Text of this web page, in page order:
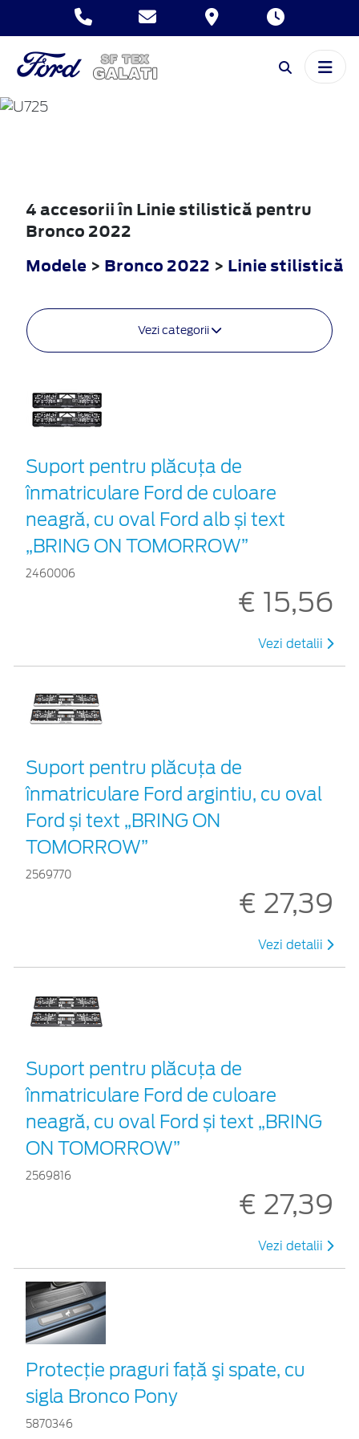
BRONCO
4 accesorii în Linie stilistică pentru
Bronco 2022
Modele > Bronco 2022 > Linie stilistică
Vezi categorii
Suport pentru plăcuța de
înmatriculare Ford de culoare
neagră, cu oval Ford alb și text
„BRING ON TOMORROW”
2460006
€ 15,56
Vezi detalii
Suport pentru plăcuța de
înmatriculare Ford argintiu, cu oval
Ford și text „BRING ON
TOMORROW”
2569770
€ 27,39
Vezi detalii
Suport pentru plăcuța de
înmatriculare Ford de culoare
neagră, cu oval Ford și text „BRING
ON TOMORROW”
2569816
€ 27,39
Vezi detalii
Protecţie praguri față şi spate, cu
sigla Bronco Pony
5870346